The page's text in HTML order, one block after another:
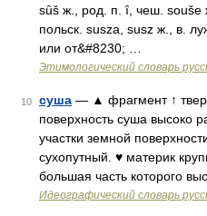
sȗš ж., род. п. ȋ, чеш. souše
польск. susza, susz ж., в.
или от&#8230; …
Этимологический словарь
10 суша — ▲ фрагмент ↑
поверхность суша высоко
участки земной
сухопутный. ♥ материк
большая часть которого
Идеографический словарь